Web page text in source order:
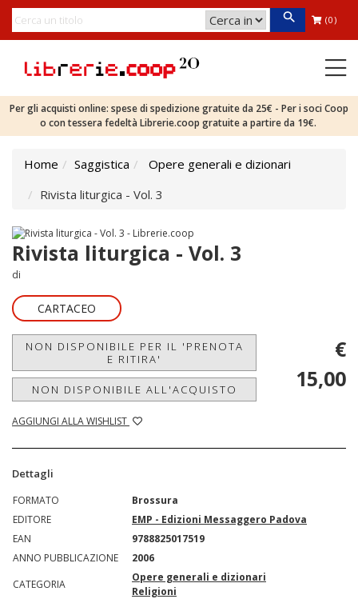
(0)
Per gli acquisti online: spese di spedizione gratuite da 25€ - Per i soci Coop
o con tessera fedeltà Librerie.coop gratuite a partire da 19€.
Home Saggistica
Opere generali e dizionari
Rivista liturgica - Vol. 3
Rivista liturgica - Vol. 3
di
CARTACEO
NON DISPONIBILE PER IL 'PRENOTA
E RITIRA'
NON DISPONIBILE ALL'ACQUISTO
AGGIUNGI ALLA WISHLIST
€
15,00
Dettagli
FORMATO
Brossura
EDITORE
EMP - Edizioni Messaggero Padova
EAN
9788825017519
ANNO PUBBLICAZIONE
2006
CATEGORIA
Opere generali e dizionari
Religioni